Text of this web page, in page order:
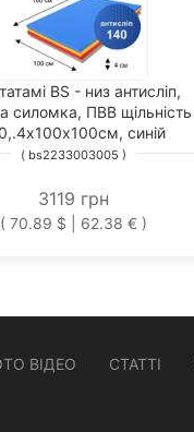
BS - низ антисліп,
силомка, ПВВ щільність
синій
( bs2233003005 )
3119 грн
( 70.89 $ | 62.38 € )
ВІДЕО СТАТТІ